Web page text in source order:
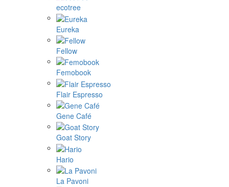
ecotree
Eureka
Fellow
Femobook
Flair Espresso
Gene Café
Goat Story
Hario
La Pavoni